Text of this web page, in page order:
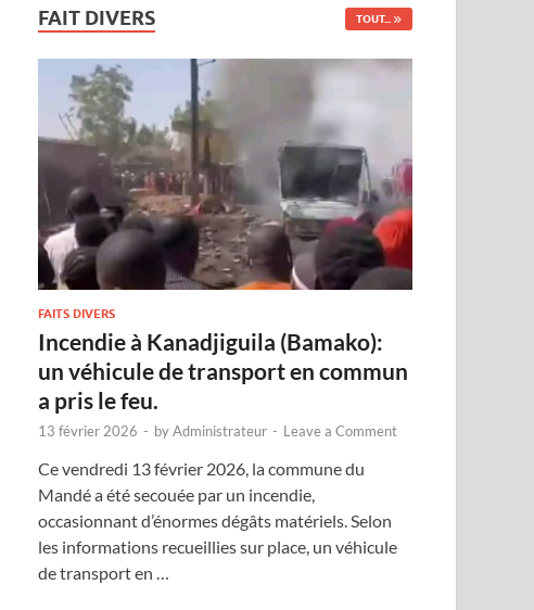
FAIT DIVERS TOUT...
FAITS DIVERS
Incendie à Kanadjiguila (Bamako):
un véhicule de transport en commun
a pris le feu.
13 février 2026 - byAdministrateur - Leave a Comment
Ce vendredi 13 février 2026, la commune du
Mandé a été secouée par un incendie,
occasionnant d’énormes dégâts matériels. Selon
les informations recueillies sur place, un véhicule
de transport en …